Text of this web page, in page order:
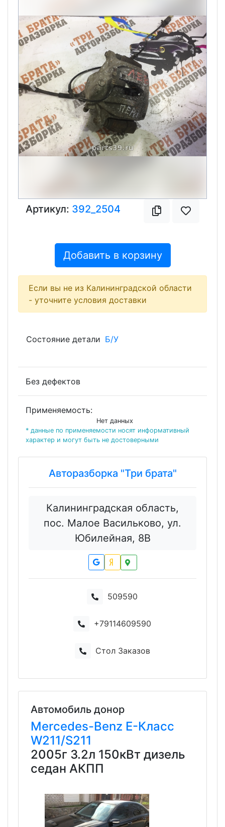
Previous Next
Артикул: 392_2504
Добавить в корзину
Если вы не из Калининградской области
- уточните условия доставки
Состояние детали Б/У
Без дефектов
Применяемость:
Нет данных
* данные по применяемости носят информативный
характер и могут быть не достоверными
Авторазборка "Три брата"
Калининградская область,
пос. Малое Васильково, ул.
Юбилейная, 8В
509590
+79114609590
Стол Заказов
Автомобиль донор
Mercedes-Benz E-Класс
W211/S211
2005г 3.2л 150кВт дизель
седан АКПП